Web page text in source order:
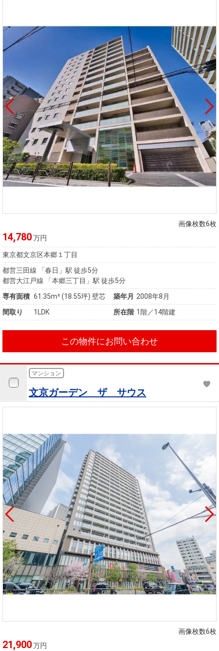
画像枚数6枚
14,780万円
東京都文京区本郷１丁目
都営三田線 「春日」駅 徒歩5分
都営大江戸線 「本郷三丁目」駅 徒歩5分
専有面積 61.35m²(18.55坪) 壁芯 築年月 2008年8月
間取り
1LDK 所在階 1階／14階建
この物件にお問い合わせ
マンション
文京ガーデン ザ サウス
画像枚数6枚
21,900万円